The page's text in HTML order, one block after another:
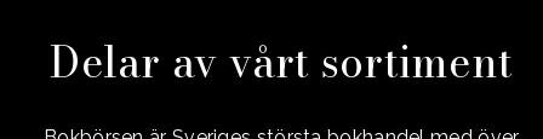
Delar av vårt sortiment